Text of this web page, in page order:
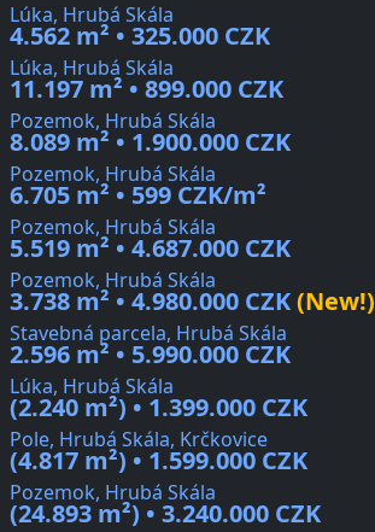
Lúka, Hrubá Skála
4.562 m² • 325.000 CZK
Lúka, Hrubá Skála
11.197 m² • 899.000 CZK
Pozemok, Hrubá Skála
8.089 m² • 1.900.000 CZK
Pozemok, Hrubá Skála
6.705 m² • 599 CZK/m²
Pozemok, Hrubá Skála
5.519 m² • 4.687.000 CZK
Pozemok, Hrubá Skála
3.738 m² • 4.980.000 CZK(New!)
Stavebná parcela, Hrubá Skála
2.596 m² • 5.990.000 CZK
Lúka, Hrubá Skála
(2.240 m²) • 1.399.000 CZK
Pole, Hrubá Skála, Krčkovice
(4.817 m²) • 1.599.000 CZK
Pozemok, Hrubá Skála
(24.893 m²) • 3.240.000 CZK